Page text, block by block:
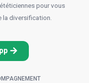
pour vous
la diversification.